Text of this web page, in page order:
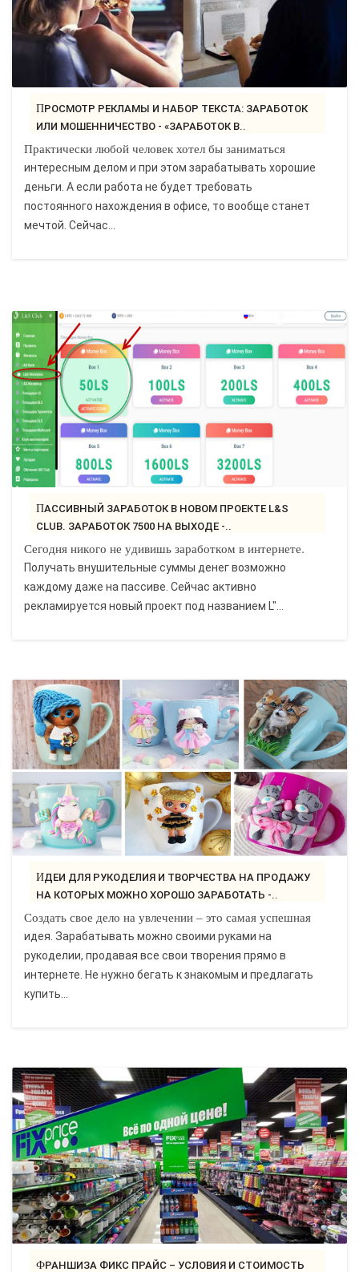
ПРОСМОТР РЕКЛАМЫ И НАБОР ТЕКСТА: ЗАРАБОТОК
ИЛИ МОШЕННИЧЕСТВО - «ЗАРАБОТОК В..
Практически любой человек хотел бы заниматься
интересным делом и при этом зарабатывать хорошие
деньги. А если работа не будет требовать
постоянного нахождения в офисе, то вообще станет
мечтой. Сейчас...
ПАССИВНЫЙ ЗАРАБОТОК В НОВОМ ПРОЕКТЕ L&S
CLUB. ЗАРАБОТОК 7500 НА ВЫХОДЕ -..
Сегодня никого не удивишь заработком в интернете.
Получать внушительные суммы денег возможно
каждому даже на пассиве. Сейчас активно
рекламируется новый проект под названием L"...
ИДЕИ ДЛЯ РУКОДЕЛИЯ И ТВОРЧЕСТВА НА ПРОДАЖУ
НА КОТОРЫХ МОЖНО ХОРОШО ЗАРАБОТАТЬ -..
Создать свое дело на увлечении – это самая успешная
идея. Зарабатывать можно своими руками на
рукоделии, продавая все свои творения прямо в
интернете. Не нужно бегать к знакомым и предлагать
купить...
ФРАНШИЗА ФИКС ПРАЙС – УСЛОВИЯ И СТОИМОСТЬ